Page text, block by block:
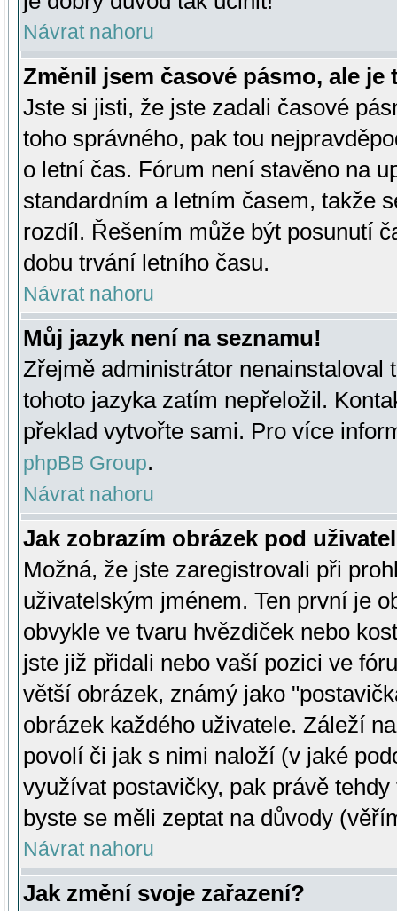
Návrat nahoru
Změnil jsem časové pásmo, ale je
Jste si jisti, že jste zadali časové
toho správného, pak tou
o letní čas. Fórum není stavěno na
standardním a letním časem, takže
rozdíl. Řešením může být posunutí
dobu trvání letního času.
Návrat nahoru
Můj jazyk není na seznamu!
Zřejmě administrátor nenainstaloval
tohoto jazyka zatím nepřeložil.
překlad vytvořte sami. Pro více
phpBB Group.
Návrat nahoru
Jak zobrazím obrázek pod
Možná, že jste zaregistrovali při
uživatelským jménem. Ten první je
obvykle ve tvaru hvězdiček nebo
jste již přidali nebo vaší pozici ve
větší obrázek, známý jako
obrázek každého uživatele. Záleží
povolí či jak s nimi naloží (v jaké
využívat postavičky, pak právě
byste se měli zeptat na důvody
Návrat nahoru
Jak změní svoje zařazení?